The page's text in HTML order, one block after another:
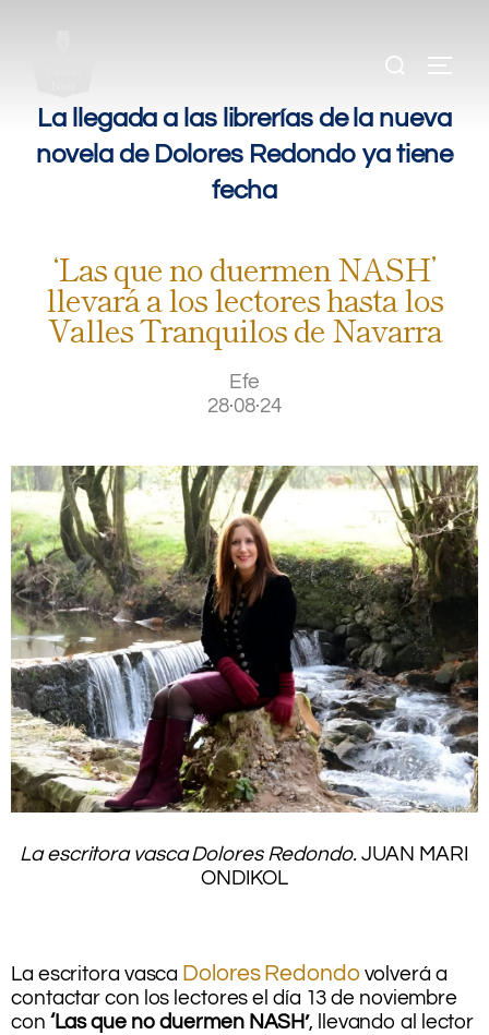
La llegada a las librerías de la nueva
novela de Dolores Redondo ya tiene
fecha
‘Las que no duermen NASH’
llevará a los lectores hasta los
Valles Tranquilos de Navarra
Efe
28·08·24
La escritora vasca Dolores Redondo.JUAN MARI
ONDIKOL
La escritora vasca Dolores Redondovolverá a
contactar con los lectores el día 13 de noviembre
con ‘Las que no duermen NASH’, llevando al lector